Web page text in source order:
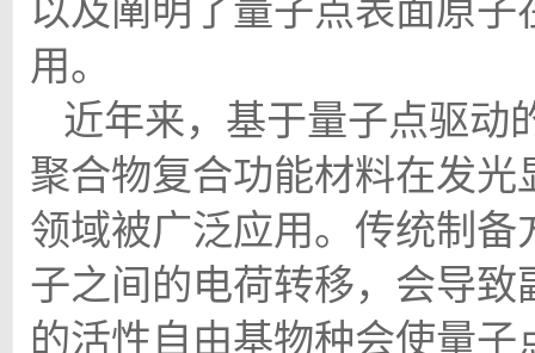
以及阐明了量子点表面原
用。
近年来，基于量子点驱动
聚合物复合功能材料在发
领域被广泛应用。传统制
子之间的电荷转移，会导
的活性自由基物种会使量